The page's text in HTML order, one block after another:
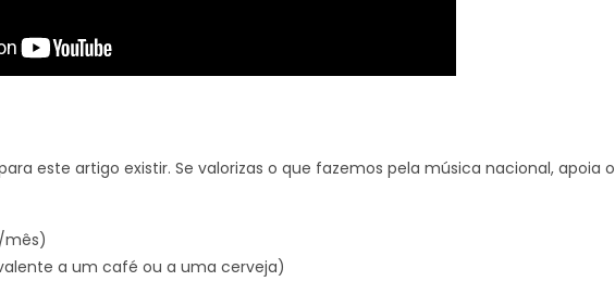
este artigo existir. Se valorizas o que fazemos pela música nacional, apoia o
mês)
a um café ou a uma cerveja)